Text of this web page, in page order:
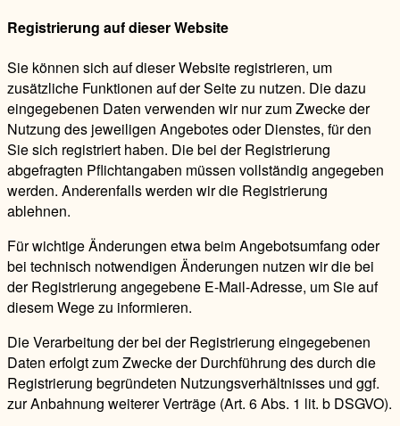
Registrierung auf dieser Website
Sie können sich auf dieser Website registrieren, um
zusätzliche Funktionen auf der Seite zu nutzen. Die dazu
eingegebenen Daten verwenden wir nur zum Zwecke der
Nutzung des jeweiligen Angebotes oder Dienstes, für den
Sie sich registriert haben. Die bei der Registrierung
abgefragten Pflichtangaben müssen vollständig angegeben
werden. Anderenfalls werden wir die Registrierung
ablehnen.
Für wichtige Änderungen etwa beim Angebotsumfang oder
bei technisch notwendigen Änderungen nutzen wir die bei
der Registrierung angegebene E-Mail-Adresse, um Sie auf
diesem Wege zu informieren.
Die Verarbeitung der bei der Registrierung eingegebenen
Daten erfolgt zum Zwecke der Durchführung des durch die
Registrierung begründeten Nutzungsverhältnisses und ggf.
zur Anbahnung weiterer Verträge (Art. 6 Abs. 1 lit. b DSGVO).